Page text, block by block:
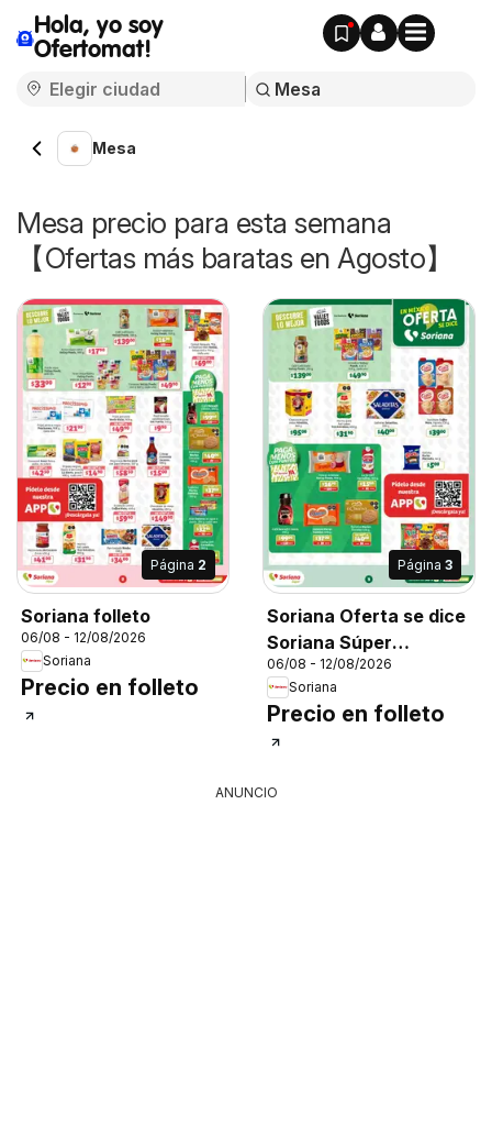
Hola, yo soy
Ofertomat!
Mesa
Mesa precio para esta semana
【Ofertas más baratas en Agosto】
Página 2
Soriana folleto
06/08 - 12/08/2026
Soriana
Precio en folleto
Página 3
Soriana Oferta se dice
Soriana Súper
Nacional
06/08 - 12/08/2026
Soriana
Precio en folleto
ANUNCIO